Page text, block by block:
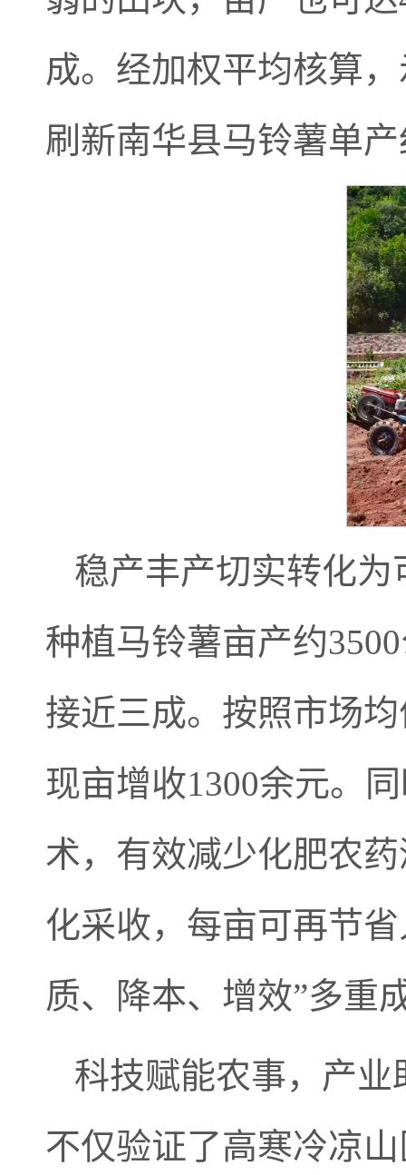
成。经加权平均核算
刷新南华县马铃薯单
稳产丰产切实转化
种植马铃薯亩产约
接近三成。按照市场
现亩增收1300余元。
术，有效减少化肥农
化采收，每亩可再节
质、降本、增效”多重
科技赋能农事，产
不仅验证了高寒冷凉